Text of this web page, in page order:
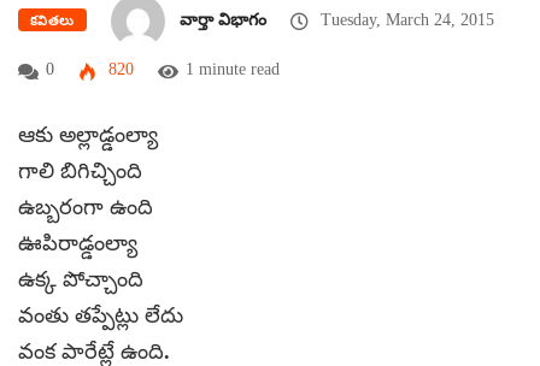
కవితలు వార్తా విభాగం Tuesday, March 24, 2015
0 820 1 minute read
ఆకు అల్లాడ్డంల్యా
గాలి బిగిచ్చింది
ఉబ్బరంగా ఉంది
ఊపిరాడ్డంల్యా
ఉక్క పోచ్చాంది
వంతు తప్పేట్లు లేదు
వంక పారేట్లే ఉంది.